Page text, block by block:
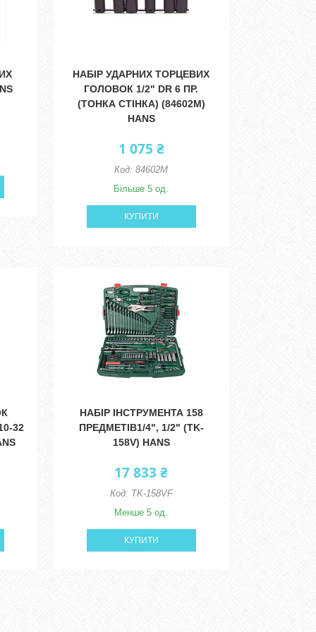
НАБІР УДАРНИХ ТОРЦЕВИХ
ГОЛОВОК 1/2" DR 6 ПР.
(ТОНКА СТІНКА) (84602M)
HANS
1 075 ₴
84602M
Більше 5 од.
КУПИТИ
32
НАБІР ІНСТРУМЕНТА 158
ПРЕДМЕТІВ1/4", 1/2" (TK-
158V) HANS
17 833 ₴
TK-158VF
Менше 5 од.
КУПИТИ